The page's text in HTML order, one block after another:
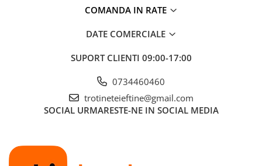
COMANDA IN RATE
DATE COMERCIALE
SUPORT CLIENTI 09:00-17:00
0734460460
trotineteieftine@gmail.com
SOCIAL URMARESTE-NE IN SOCIAL MEDIA